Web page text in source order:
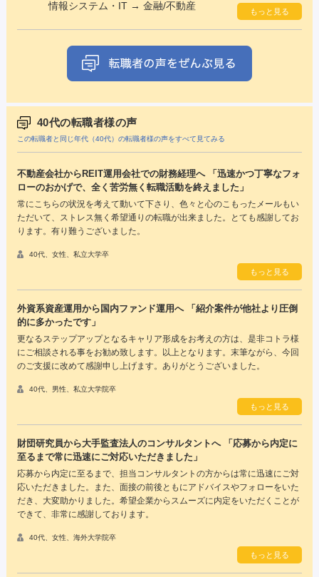
情報システム・IT → 金融/不動産
もっと見る
40代の転職者様の声
この転職者と同じ年代（40代）の転職者様の声をすべて見てみる
不動産会社からREIT運用会社での財務経理へ 「迅速かつ丁寧なフォ
ローのおかげで、全く苦労無く転職活動を終えました」
常にこちらの状況を考えて動いて下さり、色々と心のこもったメールもい
ただいて、ストレス無く希望通りの転職が出来ました。とても感謝してお
ります。有り難うございました。
40代、女性、私立大学卒
もっと見る
外資系資産運用から国内ファンド運用へ 「紹介案件が他社より圧倒
的に多かったです」
更なるステップアップとなるキャリア形成をお考えの方は、是非コトラ様
にご相談される事をお勧め致します。以上となります。末筆ながら、今回
のご支援に改めて感謝申し上げます。ありがとうございました。
40代、男性、私立大学院卒
もっと見る
財団研究員から大手監査法人のコンサルタントへ 「応募から内定に
至るまで常に迅速にご対応いただきました」
応募から内定に至るまで、担当コンサルタントの方からは常に迅速にご対
応いただきました。また、面接の前後ともにアドバイスやフォローをいた
だき、大変助かりました。希望企業からスムーズに内定をいただくことが
できて、非常に感謝しております。
40代、女性、海外大学院卒
もっと見る